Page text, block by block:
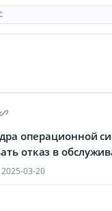
операционной
отказ в
2025-03-20